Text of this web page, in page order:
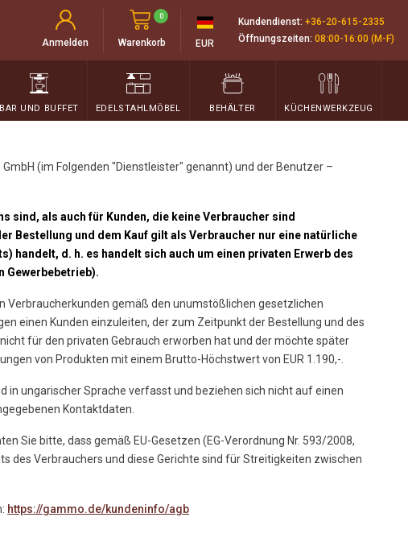
Anmelden Warenkorb
0
EUR
Kundendienst: +36-20-615-2335
Öffnungszeiten: 08:00-16:00 (M-F)
BAR UND BUFFET EDELSTAHLMÖBEL BEHÄLTER KÜCHENWERKZEUG
(im Folgenden "Dienstleister" genannt) und der Benutzer –
sind, als auch für Kunden, die keine Verbraucher sind
Bestellung und dem Kauf gilt als Verbraucher nur eine natürliche
d. h. es handelt sich auch um einen privaten Erwerb des
Gewerbebetrieb).
Verbraucherkunden gemäß den unumstößlichen gesetzlichen
einen Kunden einzuleiten, der zum Zeitpunkt der Bestellung und des
für den privaten Gebrauch erworben hat und der möchte später
von Produkten mit einem Brutto-Höchstwert von EUR 1.190,-.
in ungarischer Sprache verfasst und beziehen sich nicht auf einen
Kontaktdaten.
Sie bitte, dass gemäß EU-Gesetzen (EG-Verordnung Nr. 593/2008,
des Verbrauchers und diese Gerichte sind für Streitigkeiten zwischen
https://gammo.de/kundeninfo/agb